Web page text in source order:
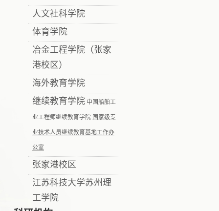
人文社科学院
体育学院
冶金工程学院（张家
港校区）
海外教育学院
继续教育学院 中国船舶工
业工程师继续教育学院 国家级专
业技术人员继续教育基地工作办
公室
张家港校区
江苏科技大学苏州理
工学院